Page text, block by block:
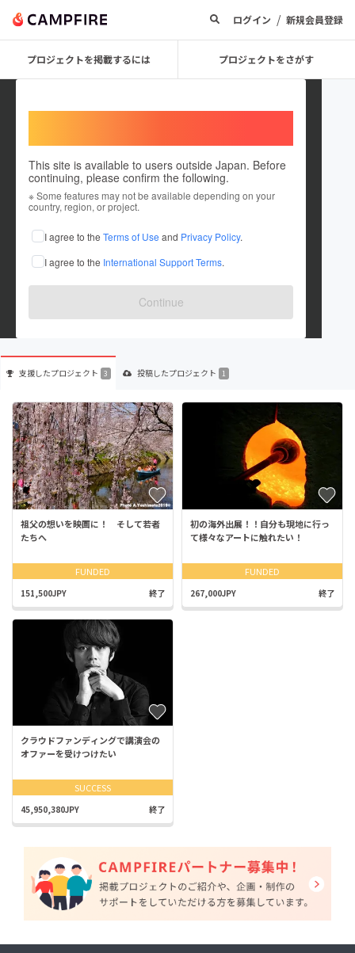
ログイン / 新規会員登録
プロジェクトを掲載するには プロジェクトをさがす
This site is available to users outside Japan. Before
continuing, please confirm the following.
※ Some features may not be available depending on your
country, region, or project.
I agree to the Terms of Use and Privacy Policy.
I agree to the International Support Terms.
Continue
Hugo Ito
これまでに3回支援して1件のプロジェクトを投稿しています
在住国：日本 現在地：愛知県
出身国：日本 出身地：愛知県
名古屋で映画を作ってます。 長編を撮れるように活動中です。
支援したプロジェクト 3 投稿したプロジェクト 1
祖父の想いを映画に！ そして若者
たちへ
FUNDED
151,500JPY 終了
初の海外出展！！自分も現地に行っ
て様々なアートに触れたい！
FUNDED
267,000JPY 終了
クラウドファンディングで講演会の
オファーを受けつけたい
SUCCESS
45,950,380JPY 終了